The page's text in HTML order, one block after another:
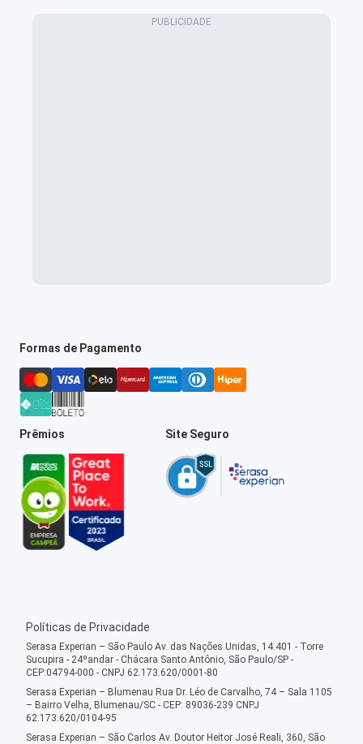
Formas de Pagamento
Prêmios Site Seguro
Políticas de Privacidade
Serasa Experian – São Paulo Av. das Nações Unidas, 14.401 - Torre
Sucupira - 24ºandar - Chácara Santo Antônio, São Paulo/SP -
CEP:04794-000 - CNPJ 62.173.620/0001-80
Serasa Experian – Blumenau Rua Dr. Léo de Carvalho, 74 – Sala 1105
– Bairro Velha, Blumenau/SC - CEP: 89036-239 CNPJ
62.173.620/0104-95
Serasa Experian – São Carlos Av. Doutor Heitor José Reali, 360, São